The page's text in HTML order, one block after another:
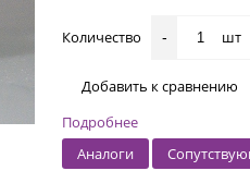
Количество - шт
Добавить к сравнению
Подробнее
Аналоги